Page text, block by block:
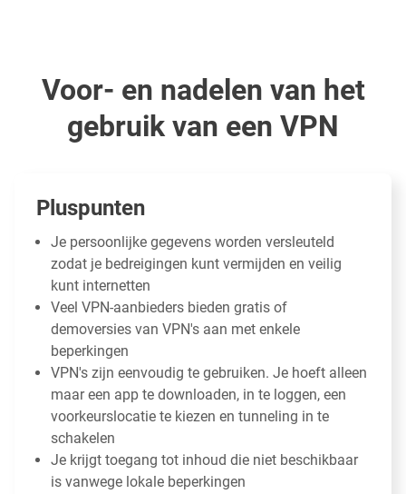
Voor- en nadelen van het
gebruik van een VPN
Pluspunten
Je persoonlijke gegevens worden versleuteld
zodat je bedreigingen kunt vermijden en veilig
kunt internetten
Veel VPN-aanbieders bieden gratis of
demoversies van VPN's aan met enkele
beperkingen
VPN's zijn eenvoudig te gebruiken. Je hoeft alleen
maar een app te downloaden, in te loggen, een
voorkeurslocatie te kiezen en tunneling in te
schakelen
Je krijgt toegang tot inhoud die niet beschikbaar
is vanwege lokale beperkingen